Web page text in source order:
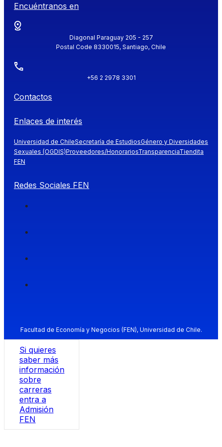
Encuéntranos en
Diagonal Paraguay 205 - 257
Postal Code 8330015, Santiago, Chile
+56 2 2978 3301
Contactos
Enlaces de interés
Universidad de ChileSecretaría de EstudiosGénero y Diversidades
Sexuales (OGDIS)Proveedores/HonorariosTransparenciaTiendita
FEN
Redes Sociales FEN
Facultad de Economía y Negocios (FEN), Universidad de Chile.
Si quieres
saber más
información
sobre
carreras
entra a
Admisión
FEN